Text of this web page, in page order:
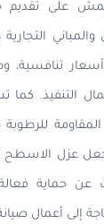
على تقديم
تنافسية،
التنفيذ. كما
المقاومة
عزل الاسطح
عن حماية
إلى أعمال